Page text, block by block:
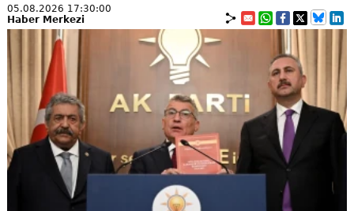
05.08.2026 17:30:00
Haber Merkezi